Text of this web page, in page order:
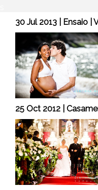
30 Jul 2013 | Ensaio |
25 Oct 2012 |